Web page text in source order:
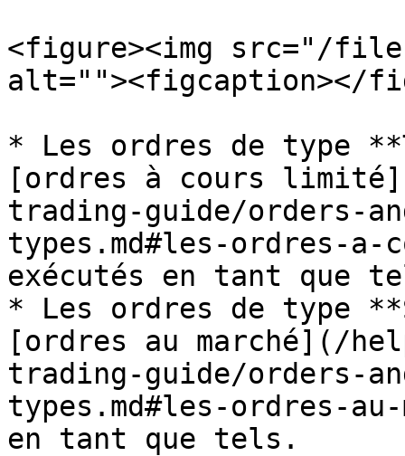
<figure><img src="/files/
alt=""><figcaption></
* Les ordres de type
[ordres à cours
trading-guide/orders-
types.md#les-ordres-
exécutés en tant que
* Les ordres de type
[ordres au marché](/
trading-guide/orders-
types.md#les-ordres-
en tant que tels.